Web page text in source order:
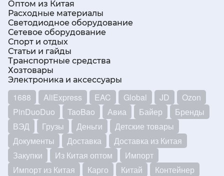
Оптом из Китая
Расходные материалы
Светодиодное оборудование
Сетевое оборудование
Спорт и отдых
Статьи и гайды
Транспортные средства
Хозтовары
Электроника и аксессуары
1688 AliExpress EAC Global JD
Ozon
PinDuoDuo
TaoBao Авиа Байер
Бренды
ВЭД
Грузы Деньги
Детские товары
Документы
Доставка
Доставка из Китая
Закупки
Из Китая оптом
Импорт
Импорт из Китая
Карго Китай
Контейнер